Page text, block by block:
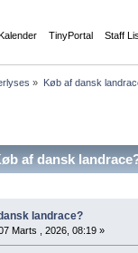
TinyPortal Staff
» Køb af dansk
af dansk
landrace?
Marts , 2026, 08:19 »